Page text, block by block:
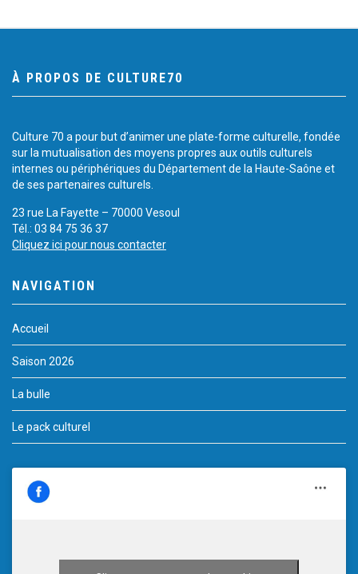
À PROPOS DE CULTURE70
Culture 70 a pour but d’animer une plate-forme culturelle, fondée
sur la mutualisation des moyens propres aux outils culturels
internes ou périphériques du Département de la Haute-Saône et
de ses partenaires culturels.
23 rue La Fayette – 70000 Vesoul
Tél.: 03 84 75 36 37
Cliquez ici pour nous contacter
NAVIGATION
Accueil
Saison 2026
La bulle
Le pack culturel